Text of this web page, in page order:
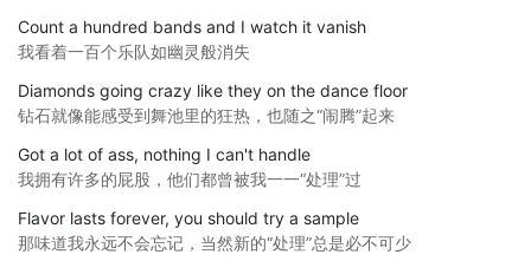
Count a hundred bands and I watch it vanish
我看着一百个乐队如幽灵般消失
Diamonds going crazy like they on the dance floor
钻石就像能感受到舞池里的狂热，也随之“闹腾”起来
Got a lot of ass, nothing I can't handle
我拥有许多的屁股，他们都曾被我一一“处理”过
Flavor lasts forever, you should try a sample
那味道我永远不会忘记，当然新的“处理”总是必不可少